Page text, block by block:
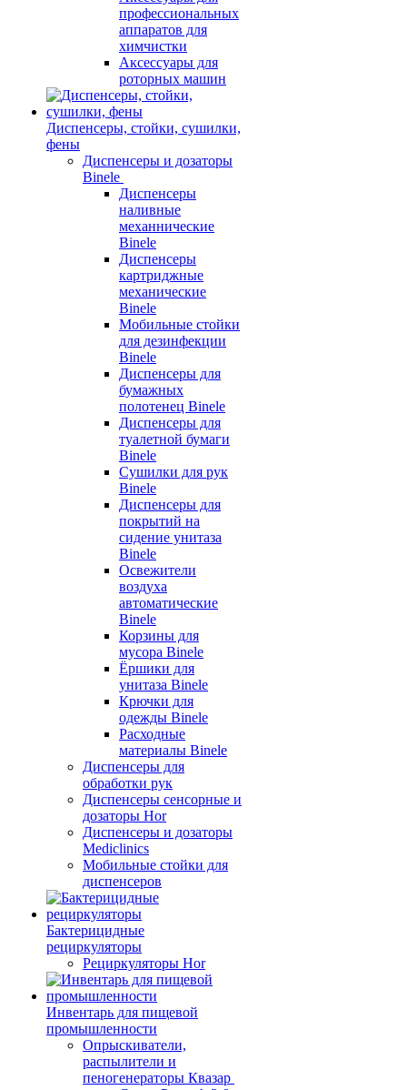
профессиональных
аппаратов для
химчистки
Аксессуары для
роторных машин
Диспенсеры, стойки, сушилки,
фены
Диспенсеры и дозаторы
Binele
Диспенсеры
наливные
механнические
Binele
Диспенсеры
картриджные
механические
Binele
Мобильные стойки
для дезинфекции
Binele
Диспенсеры для
бумажных
полотенец Binele
Диспенсеры для
туалетной бумаги
Binele
Сушилки для рук
Binele
Диспенсеры для
покрытий на
сидение унитаза
Binele
Освежители
воздуха
автоматические
Binele
Корзины для
мусора Binele
Ёршики для
унитаза Binele
Крючки для
одежды Binele
Расходные
материалы Binele
Диспенсеры для
обработки рук
Диспенсеры сенсорные и
дозаторы Hor
Диспенсеры и дозаторы
Mediclinics
Мобильные стойки для
диспенсеров
Бактерицидные
рециркуляторы
Рециркуляторы Hor
Инвентарь для пищевой
промышленности
Опрыскиватели,
распылители и
пеногенераторы Квазар